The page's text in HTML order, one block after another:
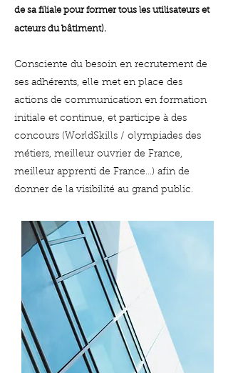
de sa filiale pour former tous les utilisateurs et
acteurs du bâtiment).
Consciente du besoin en recrutement de
ses adhérents, elle met en place des
actions de communication en formation
initiale et continue, et participe à des
concours (WorldSkills / olympiades des
métiers, meilleur ouvrier de France,
meilleur apprenti de France…) afin de
donner de la visibilité au grand public.